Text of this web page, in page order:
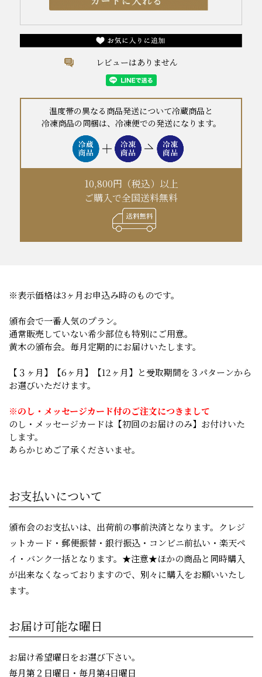
レビューはありません
温度帯の異なる商品発送について冷蔵商品と
冷凍商品の同梱は、冷凍便での発送になります。
10,800円（税込）以上
ご購入で全国送料無料
※表示価格は3ヶ月お申込み時のものです。
頒布会で一番人気のプラン。
通常販売していない希少部位も特別にご用意。
黄木の頒布会。毎月定期的にお届けいたします。
【３ヶ月】【6ヶ月】【12ヶ月】と受取期間を３パターンから
お選びいただけます。
※のし・メッセージカード付のご注文につきまして
のし・メッセージカードは【初回のお届けのみ】お付けいた
します。
あらかじめご了承くださいませ。
お支払いについて
頒布会のお支払いは、出荷前の事前決済となります。クレジ
ットカード・郵便振替・銀行振込・コンビニ前払い・楽天ペ
イ・バンク一括となります。★注意★ほかの商品と同時購入
が出来なくなっておりますので、別々に購入をお願いいたし
ます。
お届け可能な曜日
お届け希望曜日をお選び下さい。
毎月第２日曜日・毎月第4日曜日